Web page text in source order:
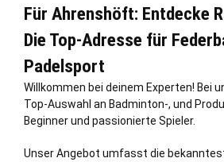
Für Ahrenshöft: Entdecke
Die Top-Adresse für
Padelsport
Willkommen bei deinem Experten! Bei
Top-Auswahl an Badminton-, und
Beginner und passionierte Spieler.
Unser Angebot umfasst die